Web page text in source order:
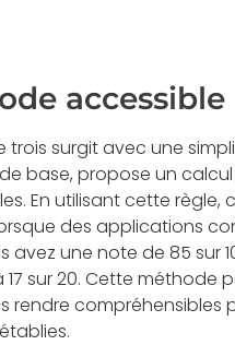
accessible
trois surgit avec une
base, propose un
En utilisant cette règle,
des applications
avez une note de 85 sur
sur 20. Cette méthode
rendre compréhensibles